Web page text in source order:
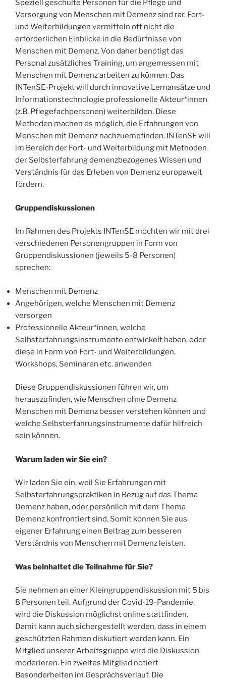
Speziell geschulte Personen für die Pflege und
Versorgung von Menschen mit Demenz sind rar. Fort-
und Weiterbildungen vermitteln oft nicht die
erforderlichen Einblicke in die Bedürfnisse von
Menschen mit Demenz. Von daher benötigt das
Personal zusätzliches Training, um angemessen mit
Menschen mit Demenz arbeiten zu können. Das
INTenSE-Projekt will durch innovative Lernansätze und
Informationstechnologie professionelle Akteur*innen
(z.B. Pflegefachpersonen) weiterbilden. Diese
Methoden machen es möglich, die Erfahrungen von
Menschen mit Demenz nachzuempfinden. INTenSE will
im Bereich der Fort- und Weiterbildung mit Methoden
der Selbsterfahrung demenzbezogenes Wissen und
Verständnis für das Erleben von Demenz europaweit
fördern.
Gruppendiskussionen
Im Rahmen des Projekts INTenSE möchten wir mit drei
verschiedenen Personengruppen in Form von
Gruppendiskussionen (jeweils 5-8 Personen)
sprechen:
Menschen mit Demenz
Angehörigen, welche Menschen mit Demenz
versorgen
Professionelle Akteur*innen, welche
Selbsterfahrungsinstrumente entwickelt haben, oder
diese in Form von Fort- und Weiterbildungen,
Workshops, Seminaren etc. anwenden
Diese Gruppendiskussionen führen wir, um
herauszufinden, wie Menschen ohne Demenz
Menschen mit Demenz besser verstehen können und
welche Selbsterfahrungsinstrumente dafür hilfreich
sein können.
Warum laden wir Sie ein?
Wir laden Sie ein, weil Sie Erfahrungen mit
Selbsterfahrungspraktiken in Bezug auf das Thema
Demenz haben, oder persönlich mit dem Thema
Demenz konfrontiert sind. Somit können Sie aus
eigener Erfahrung einen Beitrag zum besseren
Verständnis von Menschen mit Demenz leisten.
Was beinhaltet die Teilnahme für Sie?
Sie nehmen an einer Kleingruppendiskussion mit 5 bis
8 Personen teil. Aufgrund der Covid-19-Pandemie,
wird die Diskussion möglichst online stattfinden.
Damit kann auch sichergestellt werden, dass in einem
geschützten Rahmen diskutiert werden kann. Ein
Mitglied unserer Arbeitsgruppe wird die Diskussion
moderieren. Ein zweites Mitglied notiert
Besonderheiten im Gesprächsverlauf. Die